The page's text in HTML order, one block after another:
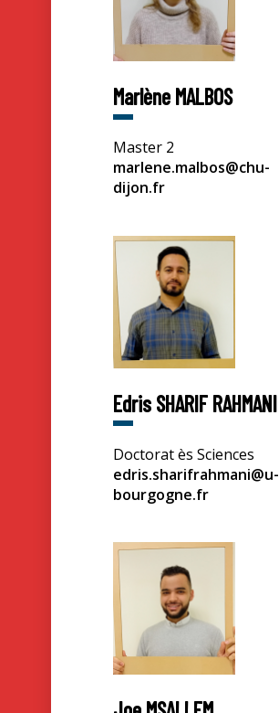
Marlène MALBOS
Master 2
marlene.malbos@chu-
dijon.fr
Edris SHARIF RAHMANI
Doctorat ès Sciences
edris.sharifrahmani@u-
bourgogne.fr